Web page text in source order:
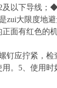
及以下导线
zui大限度地
面有红色的
应拧紧，检
。5、使用